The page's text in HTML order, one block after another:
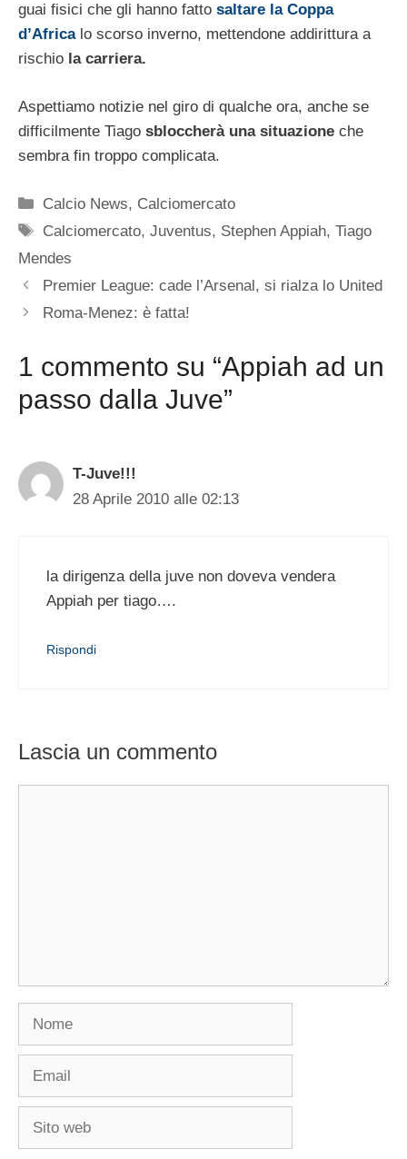
guai fisici che gli hanno fatto saltare la Coppa
d’Africalo scorso inverno, mettendone addirittura a
rischio la carriera.
Aspettiamo notizie nel giro di qualche ora, anche se
difficilmente Tiago sbloccherà una situazione che
sembra fin troppo complicata.
Categorie
Calcio News, Calciomercato
Tag
Calciomercato,Juventus, Stephen Appiah,Tiago
Mendes
Premier League: cade l’Arsenal, si rialza lo United
Roma-Menez: è fatta!
1 commento su “Appiah ad un
passo dalla Juve”
T-Juve!!!
28 Aprile 2010 alle 02:13
la dirigenza della juve non doveva vendera
Appiah per tiago….
Rispondi
Lascia un commento
Nome
Email
Sito